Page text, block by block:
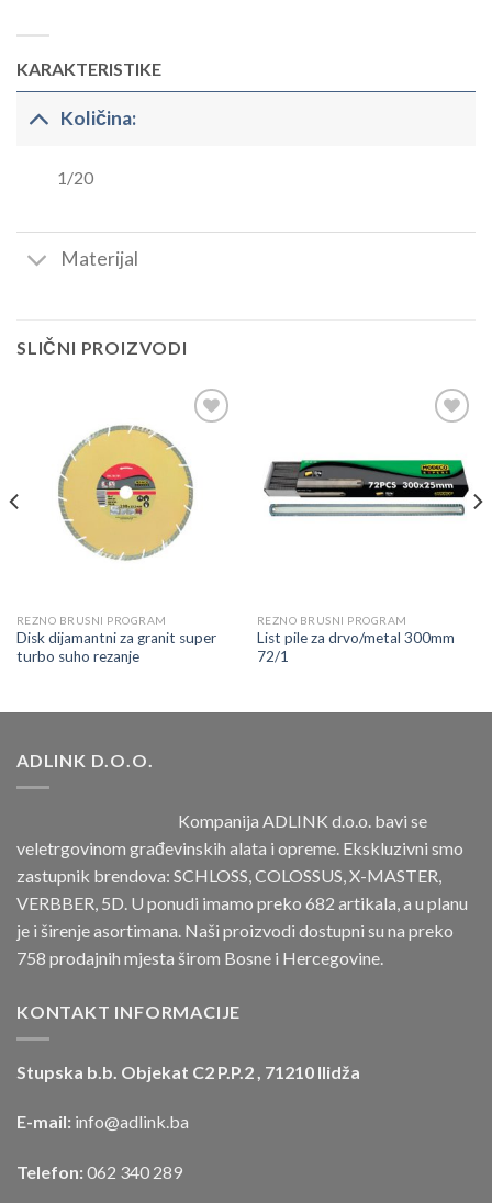
KARAKTERISTIKE
Količina:
1/20
Materijal
SLIČNI PROIZVODI
REZNO BRUSNI PROGRAM
Disk dijamantni za granit super
turbo suho rezanje
listu
REZNO BRUSNI PROGRAM
List pile za drvo/metal 300mm
72/1
ADLINK D.O.O.
Kompanija ADLINK d.o.o. bavi se
veletrgovinom građevinskih alata i opreme. Ekskluzivni smo
zastupnik brendova: SCHLOSS, COLOSSUS, X-MASTER,
VERBBER, 5D. U ponudi imamo preko 682 artikala, a u planu
je i širenje asortimana. Naši proizvodi dostupni su na preko
758 prodajnih mjesta širom Bosne i Hercegovine.
KONTAKT INFORMACIJE
Stupska b.b. Objekat C2 P.P.2 , 71210 Ilidža
E-mail: info@adlink.ba
Telefon: 062 340 289